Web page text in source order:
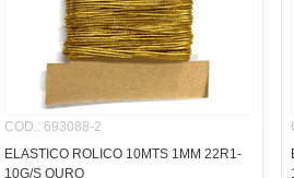
COD.: 693088-2
ELASTICO ROLICO 10MTS 1MM 22R1-
10G/S OURO